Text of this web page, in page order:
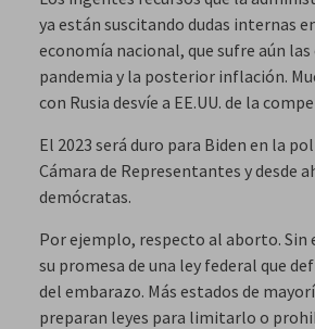
ya están suscitando dudas internas
economía nacional, que sufre aún
pandemia y la posterior inflación.
con Rusia desvíe a EE.UU. de la
El 2023 será duro para Biden en la
Cámara de Representantes y desde
demócratas.
Por ejemplo, respecto al aborto. Sin
su promesa de una ley federal que
del embarazo. Más estados de
preparan leyes para limitarlo o